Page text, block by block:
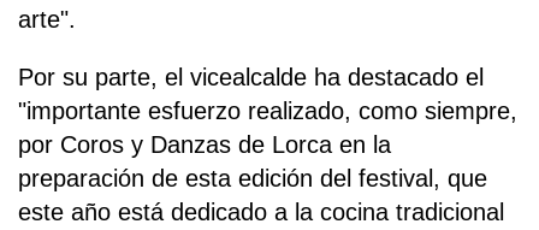
arte".
Por su parte, el vicealcalde ha destacado el
"importante esfuerzo realizado, como siempre,
por Coros y Danzas de Lorca en la
preparación de esta edición del festival, que
este año está dedicado a la cocina tradicional